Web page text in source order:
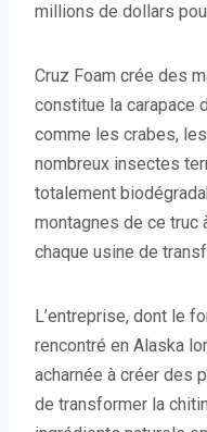
millions de dollars
Cruz Foam crée des
constitue la carapace
comme les crabes,
nombreux insectes
totalement
montagnes de ce truc
chaque usine de
L’entreprise, dont le
rencontré en Alaska
acharnée à créer des
de transformer la